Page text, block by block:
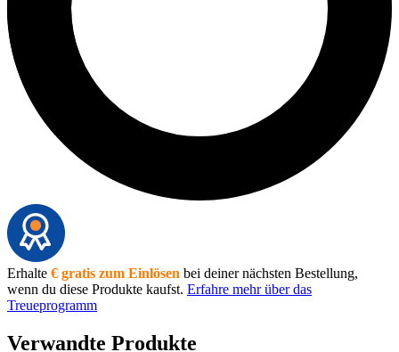
Erhalte € gratis zum Einlösen bei deiner nächsten Bestellung,
wenn du diese Produkte kaufst. Erfahre mehr über das
Treueprogramm
Verwandte Produkte